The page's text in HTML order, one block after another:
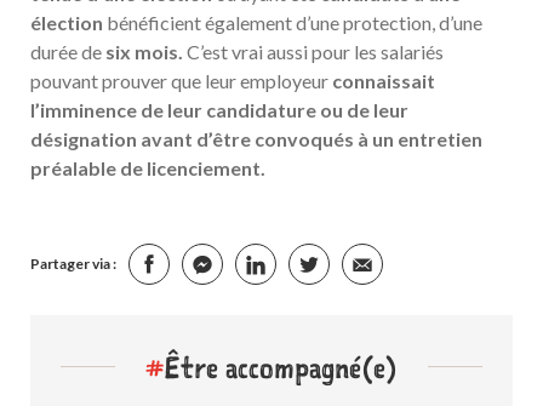
élection bénéficient également d’une protection, d’une
durée de six mois C’est vrai aussi pour les salariés
pouvant prouver que leur employeur connaissait
l’imminence de leur candidature ou de leur
désignation avant d’être convoqués à un entretien
préalable de licenciement.
Partager via :
#Être accompagné(e)